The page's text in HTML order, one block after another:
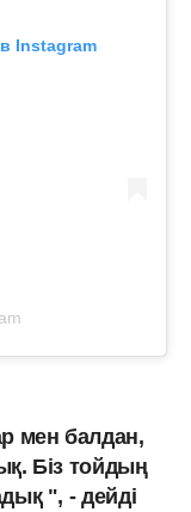
Instagram
мен балдан,
Біз тойдың
", - дейді